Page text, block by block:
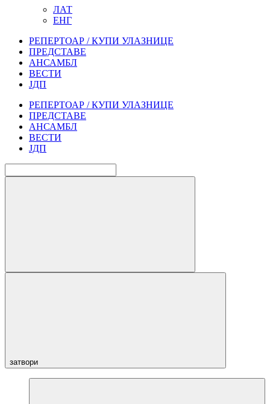
ЛАТ
ЕНГ
РЕПЕРТОАР / КУПИ УЛАЗНИЦЕ
ПРЕДСТАВЕ
АНСАМБЛ
ВЕСТИ
ЈДП
РЕПЕРТОАР / КУПИ УЛАЗНИЦЕ
ПРЕДСТАВЕ
АНСАМБЛ
ВЕСТИ
ЈДП
затвори